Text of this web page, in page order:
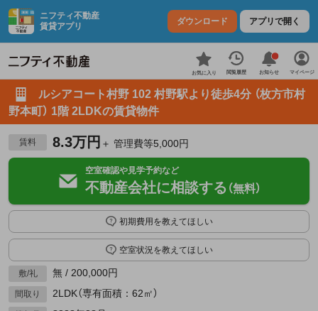
ニフティ不動産
賃貸アプリ
ダウンロード アプリで開く
お気に入り 閲覧履歴 お知らせ マイページ
ルシアコート村野 102 村野駅より徒歩4分 （枚方市村
野本町） 1階 2LDKの賃貸物件
賃料 8.3万円 ＋ 管理費等5,000円
空室確認や見学予約など
不動産会社に相談する （無料）
初期費用を教えてほしい
空室状況を教えてほしい
敷/礼 無 / 200,000円
間取り 2LDK（専有面積：62㎡）